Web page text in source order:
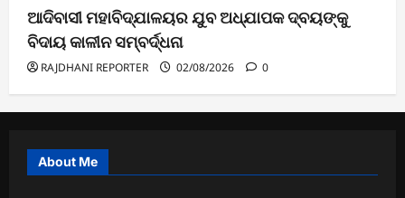
ଆଦିବାସୀ ମହାବିଦ୍ଯାଳୟର ଯୁବ ଅଧ୍ଯାପକ ଦ୍ବୟଙ୍କୁ
ବିଦାୟ କାଳୀନ ସମ୍ବର୍ଦ୍ଧନା
RAJDHANI REPORTER 02/08/2026 0
About Me